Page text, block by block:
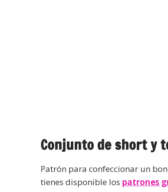
Conjunto de short y
Patrón para confeccionar un
tienes disponible los patrones